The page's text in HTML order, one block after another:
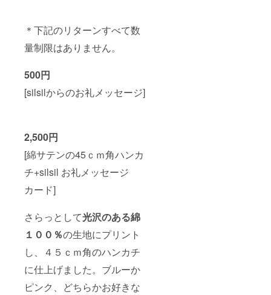
＊下記のリターンすべて数
量制限はありません。
500円
[silsilからのお礼メッセージ]
2,500円
[綿サテンの45ｃｍ角ハンカ
チ+silsil お礼メッセージ
カード]
さらっとして光沢のある綿
１００％の生地にプリント
し、４５ｃｍ角のハンカチ
に仕上げました。ブルーか
ピンク、どちらかお好きな